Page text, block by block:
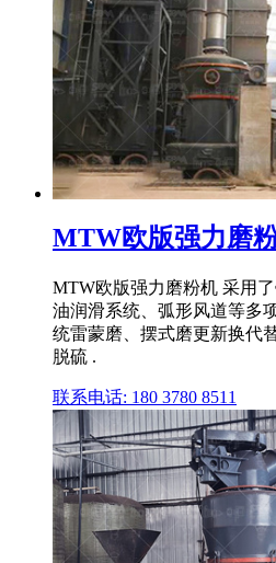
MTW欧版强力磨
MTW欧版强力磨粉机 采用
油润滑系统、弧形风道等多
统雷蒙磨、摆式磨更新换代
脱硫 .
联系电话: 180 3780 8511